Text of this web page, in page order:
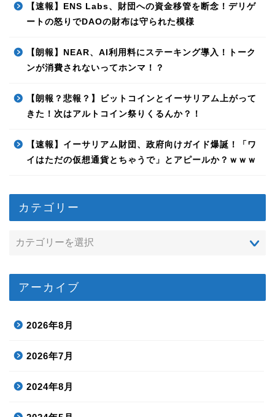
【速報】ENS Labs、財団への資金移管を断念！デリゲ
ートの怒りでDAOの財布は守られた模様
【朗報】NEAR、AI利用料にステーキング導入！トーク
ンが消費されないってホンマ！？
【朗報？悲報？】ビットコインとイーサリアム上がって
きた！次はアルトコイン祭りくるんか？！
【速報】イーサリアム財団、政府向けガイド爆誕！「ワ
イはただの仮想通貨とちゃうで」とアピールか？ｗｗｗ
カテゴリー
アーカイブ
2026年8月
2026年7月
2024年8月